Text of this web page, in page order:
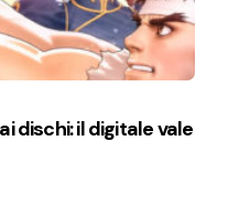
dischi: il digitale vale